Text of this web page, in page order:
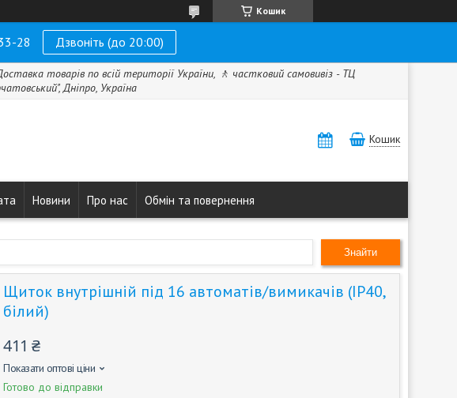
Кошик
28 Дзвоніть (до 20:00)
товарів по всій території України, 🚶 частковий самовивіз - ТЦ
Дніпро, Україна
Кошик
Новини Про нас Обмін та повернення
Знайти
Щиток внутрішній під 16 автоматів/вимикачів (ІР40,
білий)
411 ₴
Показати оптові ціни
Готово до відправки